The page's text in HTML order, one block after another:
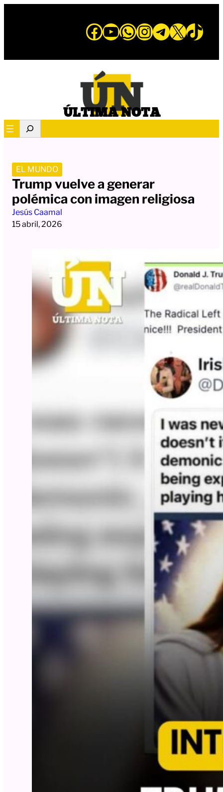
Facebook
YouTube
WhatsApp
Instagram
Telegram
X TikTok
ÚLTIMA NOTA
e
r
c
h
EL MUNDO
Trump vuelve a generar
polémica con imagen religiosa
Jesús Caamal
15 abril, 2026